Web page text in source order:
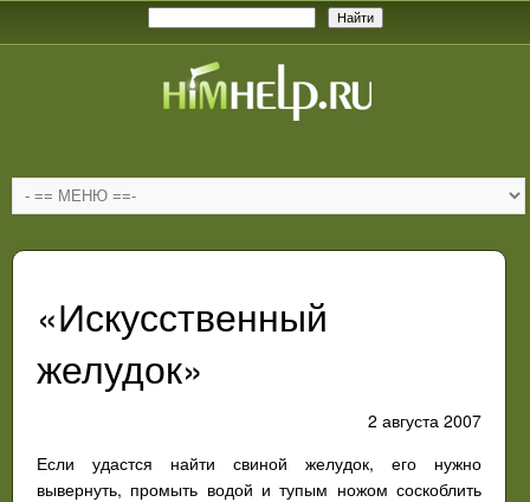
«Искусственный
желудок»
2 августа 2007
Если удастся найти свиной желудок, его нужно
вывернуть, промыть водой и тупым ножом соскоблить